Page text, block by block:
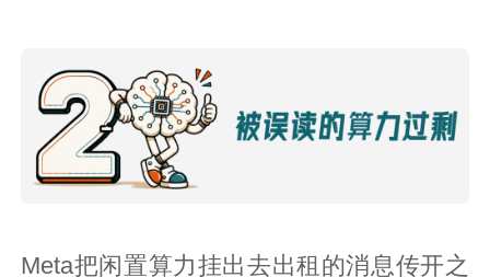
Meta把闲置算力挂出去出租的消息传开之